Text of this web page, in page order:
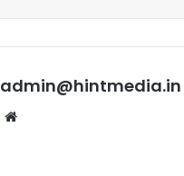
admin@hintmedia.in